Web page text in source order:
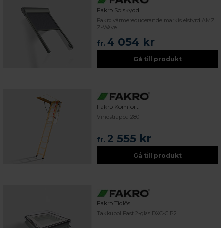
Fakro Solskydd
Fakro värmereducerande markis elstyrd AMZ
Z-Wave
fr. 4 054 kr
Gå till produkt
Fakro Komfort
Vindstrappa 280
fr. 2 555 kr
Gå till produkt
Fakro Tidlös
Takkupol Fast 2-glas DXC-C P2